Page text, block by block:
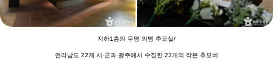
지하1층의 무명 의병 추모실/
전라남도 22개 시·군과 광주에서 수집한 23개의 작은 추모비